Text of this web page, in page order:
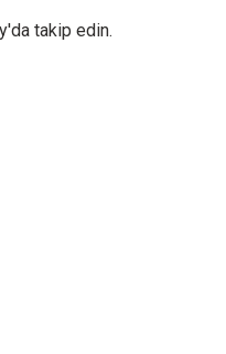
takip edin.